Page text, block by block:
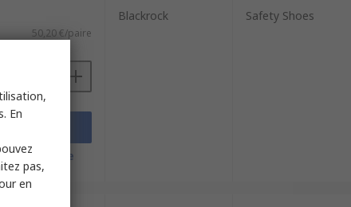
50,20 €/paire
technique
Blackrock Safety Shoes
En
pas,
en